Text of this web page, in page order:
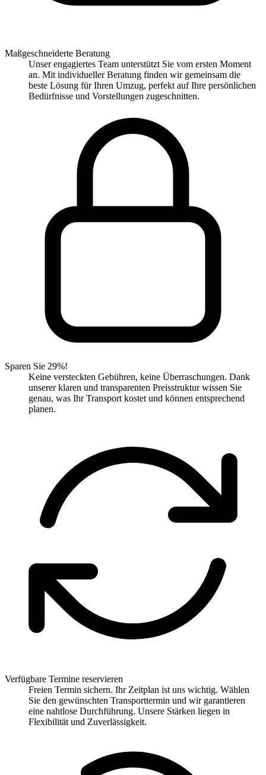
Maßgeschneiderte Beratung
Unser engagiertes Team unterstützt Sie vom ersten Moment
an. Mit individueller Beratung finden wir gemeinsam die
beste Lösung für Ihren Umzug, perfekt auf Ihre persönlichen
Bedürfnisse und Vorstellungen zugeschnitten.
Sparen Sie 29%!
Keine versteckten Gebühren, keine Überraschungen. Dank
unserer klaren und transparenten Preisstruktur wissen Sie
genau, was Ihr Transport kostet und können entsprechend
planen.
Verfügbare Termine reservieren
Freien Termin sichern. Ihr Zeitplan ist uns wichtig. Wählen
Sie den gewünschten Transporttermin und wir garantieren
eine nahtlose Durchführung. Unsere Stärken liegen in
Flexibilität und Zuverlässigkeit.